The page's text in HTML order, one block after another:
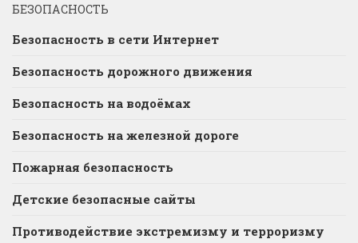
БЕЗОПАСНОСТЬ
Безопасность в сети Интернет
Безопасность дорожного движения
Безопасность на водоёмах
Безопасность на железной дороге
Пожарная безопасность
Детские безопасные сайты
Противодействие экстремизму и терроризму